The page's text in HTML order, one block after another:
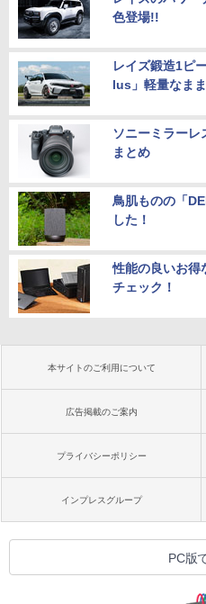
色登場!!
レイズ鍛造1ピ
lus」軽量なま
ソニーミラーレ
まとめ
鳥肌ものの「
した！
性能の良いお得
チェック！
本サイトのご利用について
広告掲載のご案内
プライバシーポリシー
インプレスグループ
PC版